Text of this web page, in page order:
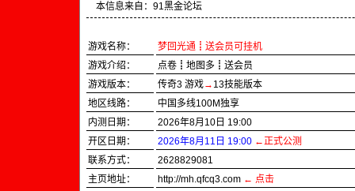
本信息来自： 91黑金论坛
游戏名称：
梦回光通┋送会员可挂机
游戏介绍：
点卷┋地图多┋送会员
游戏版本：
传奇3 游戏→ 13技能版本
地区线路：
中国多线100M独享
内测日期：
2026年8月10日 19:00
开区日期：
2026年8月11日 19:00 ←正式公测
联系方式：
2628829081
主页地址：
http://mh.qfcq3.com ← 点击